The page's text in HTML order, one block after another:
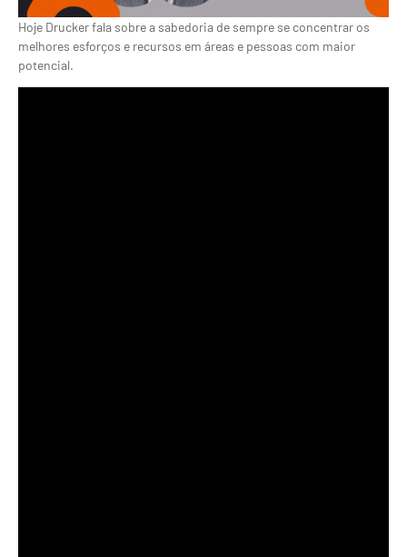
Hoje Drucker fala sobre a sabedoria de sempre se concentrar os
melhores esforços e recursos em áreas e pessoas com maior
potencial.